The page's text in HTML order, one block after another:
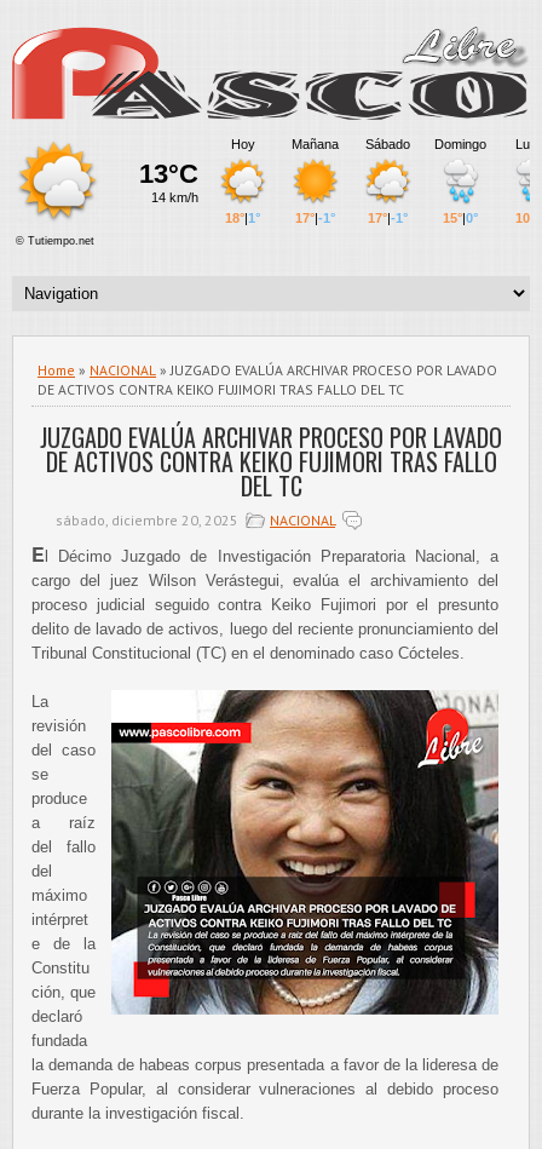
Home » NACIONAL » JUZGADO EVALÚA ARCHIVAR PROCESO POR LAVADO
DE ACTIVOS CONTRA KEIKO FUJIMORI TRAS FALLO DEL TC
JUZGADO EVALÚA ARCHIVAR PROCESO POR LAVADO
DE ACTIVOS CONTRA KEIKO FUJIMORI TRAS FALLO
DEL TC
sábado, diciembre 20, 2025 NACIONAL
E l Décimo Juzgado de Investigación Preparatoria Nacional, a
cargo del juez Wilson Verástegui, evalúa el archivamiento del
proceso judicial seguido contra Keiko Fujimori por el presunto
delito de lavado de activos, luego del reciente pronunciamiento del
Tribunal Constitucional (TC) en el denominado caso Cócteles.
La
revisión
del caso
se
produce
a raíz
del fallo
del
máximo
intérpret
e de la
Constitu
ción, que
declaró
fundada
la demanda de habeas corpus presentada a favor de la lideresa de
Fuerza Popular, al considerar vulneraciones al debido proceso
durante la investigación fiscal.